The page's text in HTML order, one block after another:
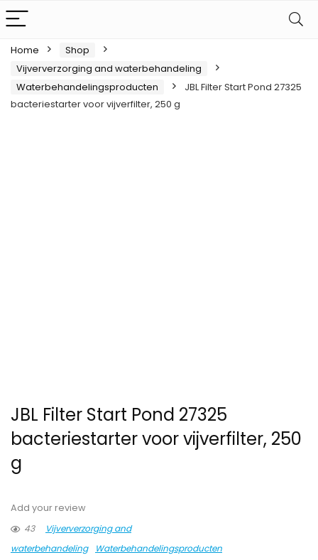
Home
Shop
Vijververzorging and waterbehandeling
Waterbehandelingsproducten
JBL Filter Start Pond 27325
bacteriestarter voor vijverfilter, 250 g
JBL Filter Start Pond 27325
bacteriestarter voor vijverfilter, 250
g
Add your review
43
Vijververzorging and
waterbehandeling
Waterbehandelingsproducten